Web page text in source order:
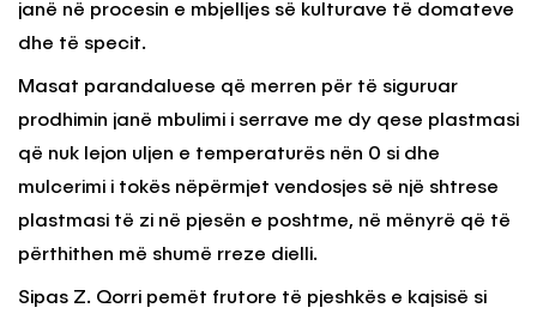
janë në procesin e mbjelljes së kulturave të domateve
dhe të specit.
Masat parandaluese që merren për të siguruar
prodhimin janë mbulimi i serrave me dy qese plastmasi
që nuk lejon uljen e temperaturës nën 0 si dhe
mulcerimi i tokës nëpërmjet vendosjes së një shtrese
plastmasi të zi në pjesën e poshtme, në mënyrë që të
përthithen më shumë rreze dielli.
Sipas Z. Qorri pemët frutore të pjeshkës e kajsisë si